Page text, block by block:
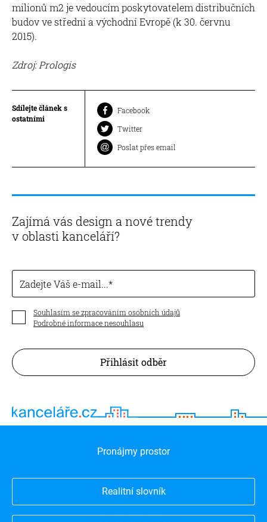
milionů m2 je vedoucím poskytovatelem distribučních
budov ve střední a východní Evropě (k 30. červnu
2015).
Zdroj: Prologis
Sdílejte článek s
ostatními
Facebook
Twitter
Poslat přes email
Zajímá vás design a nové trendy
v oblasti kanceláří?
Zadejte Váš e-mail...
Souhlasím se zpracováním osobních údajů
Podrobné informace nesouhlasu
Přihlásit odběr
Pronájmy prostor
Realitní slovník